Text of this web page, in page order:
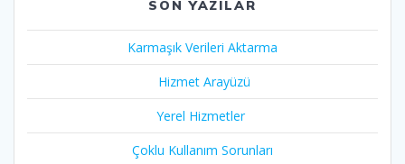
SON YAZILAR
Karmaşık Verileri Aktarma
Hizmet Arayüzü
Yerel Hizmetler
Çoklu Kullanım Sorunları